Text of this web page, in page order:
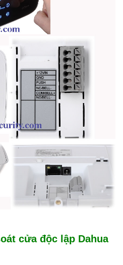
cửa độc lập Dahua